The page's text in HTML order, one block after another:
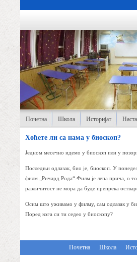
Почетна Школа Историјат
Хоћете ли са нама у биоскоп?
Једном месечно идемо у биоскоп или у
Последњи одлазак, био је, биоскоп. У
филм „Ричард Рода“.Филм је лепа прича, о
различитост не мора да буде препрека
Осим што уживамо у филму, сам одлазак у
Поред кога си ти седео у биоскопу?
Почетна Школа